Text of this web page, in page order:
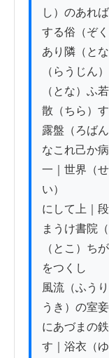
し）のあれ
する俗（ぞく
あり隣（と
（らうじん
（とな）ふ
散（ちら）す
露盤（ろば
なこれ己か
一｜世界（
い）
にして上｜
まうけ書院
（とこ）ち
をつくし
風流（ふう
うき）の室
にあづまの
す｜浴衣（